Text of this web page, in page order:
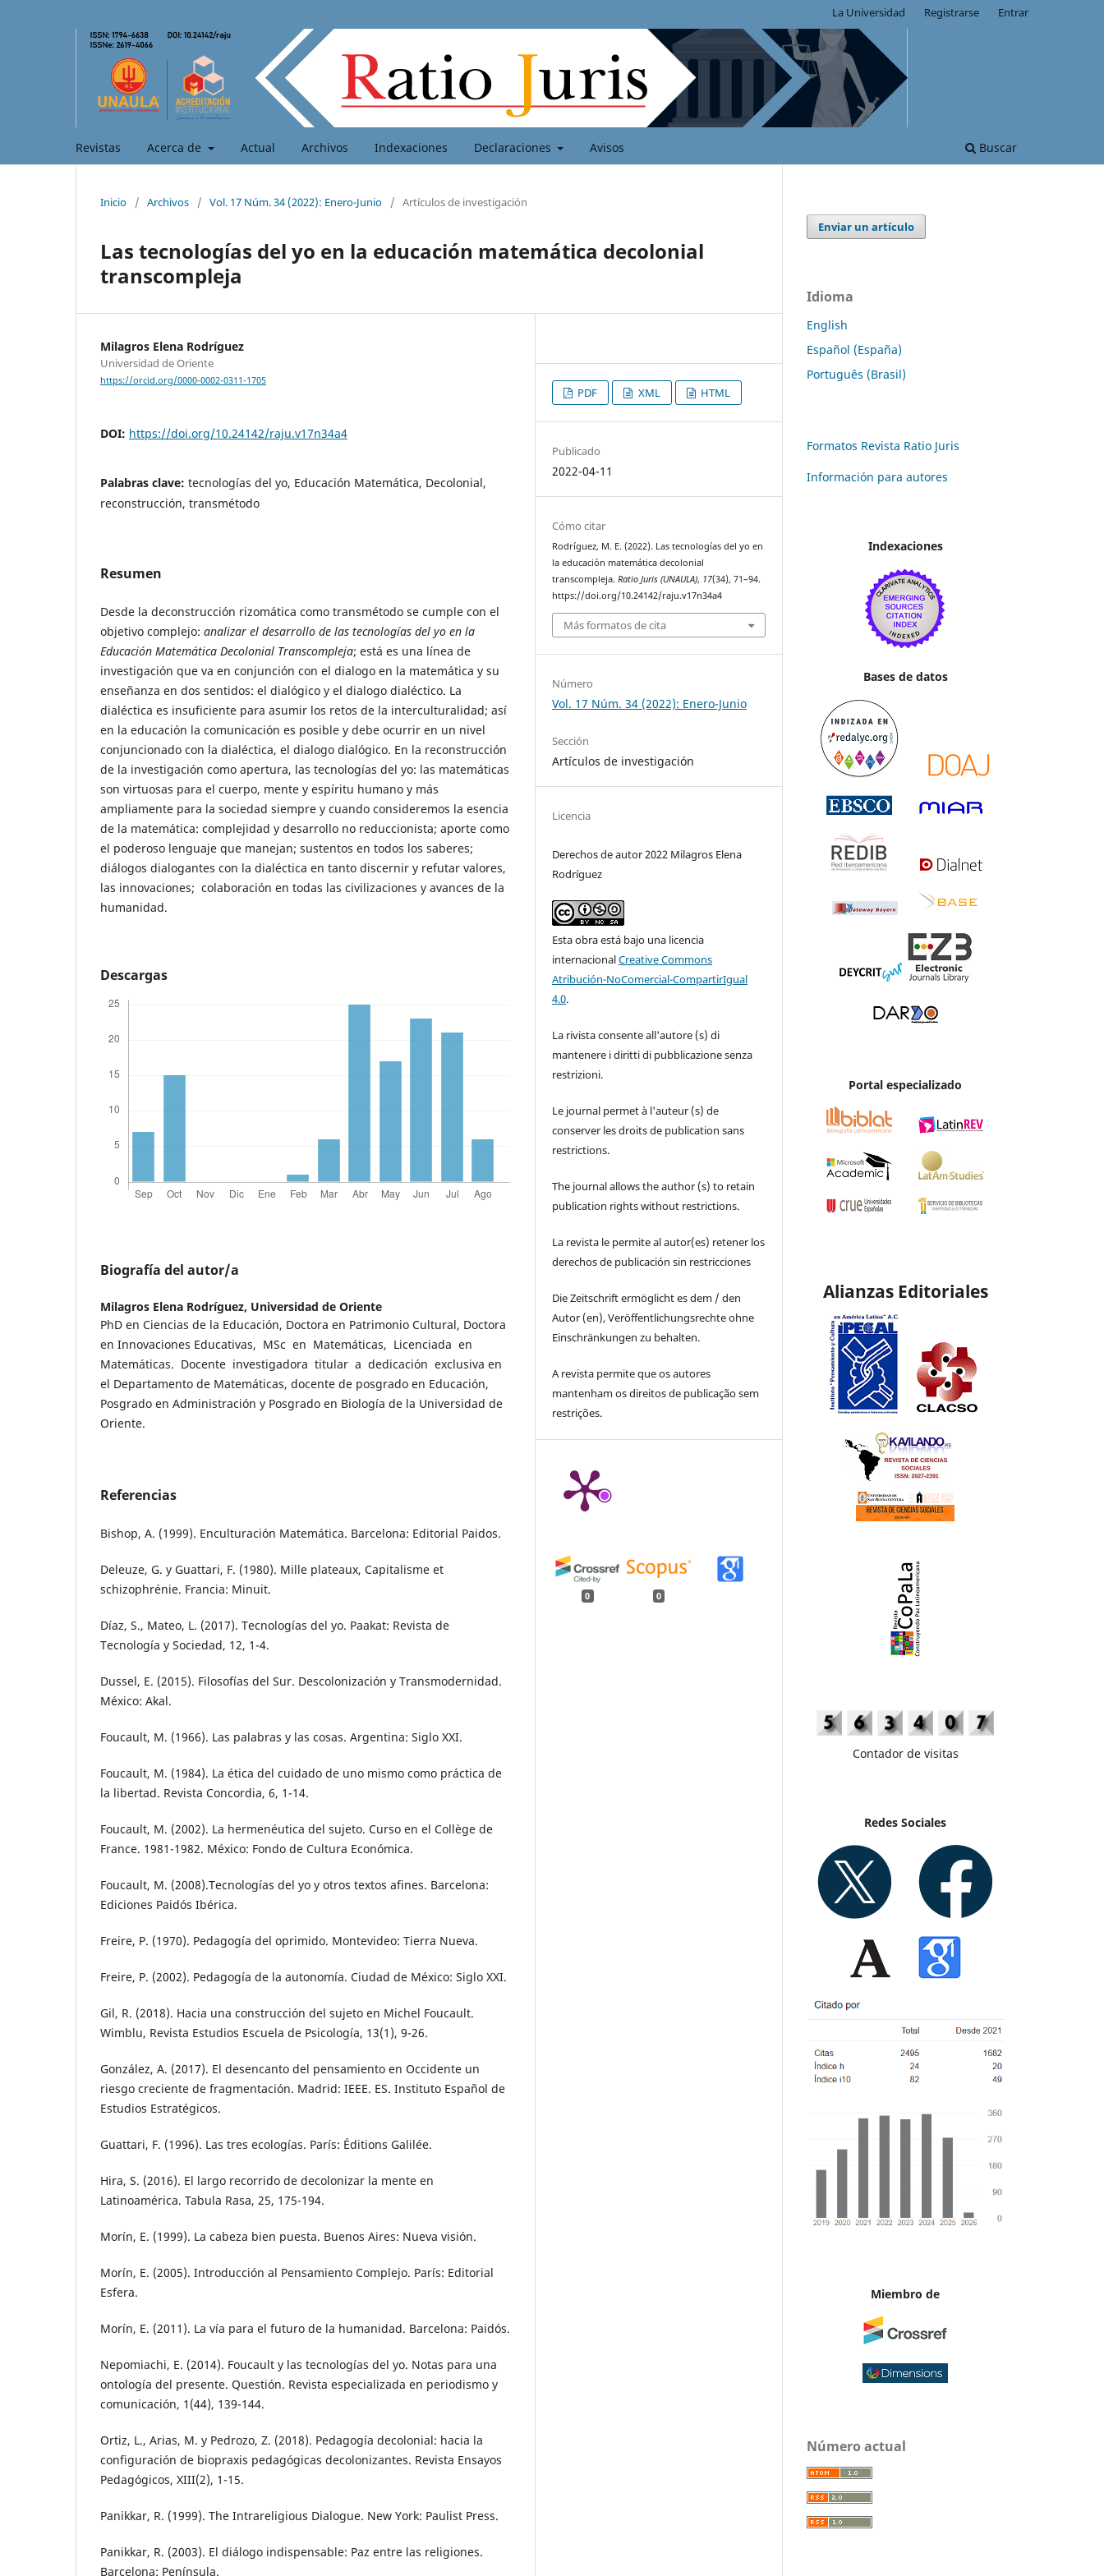
Revistas Acerca de Actual Archivos Indexaciones Declaraciones Avisos Buscar
La Universidad Registrarse Entrar
Inicio / Archivos / Vol. 17 Núm. 34 (2022): Enero-Junio / Artículos de investigación
Las tecnologías del yo en la educación matemática decolonial
transcompleja
Milagros Elena Rodríguez
Universidad de Oriente
https://orcid.org/0000-0002-0311-1705
DOI: https://doi.org/10.24142/raju.v17n34a4
Palabras clave: tecnologías del yo, Educación Matemática, Decolonial,
reconstrucción, transmétodo
Resumen
Desde la deconstrucción rizomática como transmétodo se cumple con el
objetivo complejo: analizar el desarrollo de las tecnologías del yo en la
Educación Matemática Decolonial Transcompleja; está es una línea de
investigación que va en conjunción con el dialogo en la matemática y su
enseñanza en dos sentidos: el dialógico y el dialogo dialéctico. La
dialéctica es insuficiente para asumir los retos de la interculturalidad; así
en la educación la comunicación es posible y debe ocurrir en un nivel
conjuncionado con la dialéctica, el dialogo dialógico. En la reconstrucción
de la investigación como apertura, las tecnologías del yo: las matemáticas
son virtuosas para el cuerpo, mente y espíritu humano y más
ampliamente para la sociedad siempre y cuando consideremos la esencia
de la matemática: complejidad y desarrollo no reduccionista; aporte como
el poderoso lenguaje que manejan; sustentos en todos los saberes;
diálogos dialogantes con la dialéctica en tanto discernir y refutar valores,
las innovaciones; colaboración en todas las civilizaciones y avances de la
humanidad.
Descargas
Biografía del autor/a
Milagros Elena Rodríguez, Universidad de Oriente
PhD en Ciencias de la Educación, Doctora en Patrimonio Cultural, Doctora
en Innovaciones Educativas, MSc en Matemáticas, Licenciada en
Matemáticas. Docente investigadora titular a dedicación exclusiva en
el Departamento de Matemáticas, docente de posgrado en Educación,
Posgrado en Administración y Posgrado en Biología de la Universidad de
Oriente.
Referencias
Bishop, A. (1999). Enculturación Matemática. Barcelona: Editorial Paidos.
Deleuze, G. y Guattari, F. (1980). Mille plateaux, Capitalisme et
schizophrénie. Francia: Minuit.
Díaz, S., Mateo, L. (2017). Tecnologías del yo. Paakat: Revista de
Tecnología y Sociedad, 12, 1-4.
Dussel, E. (2015). Filosofías del Sur. Descolonización y Transmodernidad.
México: Akal.
Foucault, M. (1966). Las palabras y las cosas. Argentina: Siglo XXI.
Foucault, M. (1984). La ética del cuidado de uno mismo como práctica de
la libertad. Revista Concordia, 6, 1-14.
Foucault, M. (2002). La hermenéutica del sujeto. Curso en el Collège de
France. 1981-1982. México: Fondo de Cultura Económica.
Foucault, M. (2008).Tecnologías del yo y otros textos afines. Barcelona:
Ediciones Paidós Ibérica.
Freire, P. (1970). Pedagogía del oprimido. Montevideo: Tierra Nueva.
Freire, P. (2002). Pedagogía de la autonomía. Ciudad de México: Siglo XXI.
Gil, R. (2018). Hacia una construcción del sujeto en Michel Foucault.
Wimblu, Revista Estudios Escuela de Psicología, 13(1), 9-26.
González, A. (2017). El desencanto del pensamiento en Occidente un
riesgo creciente de fragmentación. Madrid: IEEE. ES. Instituto Español de
Estudios Estratégicos.
Guattari, F. (1996). Las tres ecologías. París: Éditions Galilée.
Hira, S. (2016). El largo recorrido de decolonizar la mente en
Latinoamérica. Tabula Rasa, 25, 175-194.
Morín, E. (1999). La cabeza bien puesta. Buenos Aires: Nueva visión.
Morín, E. (2005). Introducción al Pensamiento Complejo. París: Editorial
Esfera.
Morín, E. (2011). La vía para el futuro de la humanidad. Barcelona: Paidós.
Nepomiachi, E. (2014). Foucault y las tecnologías del yo. Notas para una
ontología del presente. Questión. Revista especializada en periodismo y
comunicación, 1(44), 139-144.
Ortiz, L., Arias, M. y Pedrozo, Z. (2018). Pedagogía decolonial: hacia la
configuración de biopraxis pedagógicas decolonizantes. Revista Ensayos
Pedagógicos, XIII(2), 1-15.
Panikkar, R. (1999). The Intrareligious Dialogue. New York: Paulist Press.
Panikkar, R. (2003). El diálogo indispensable: Paz entre las religiones.
Barcelona: Península.
PDF XML HTML
Publicado
2022-04-11
Cómo citar
Rodríguez, M. E. (2022). Las tecnologías del yo en
la educación matemática decolonial
transcompleja.Ratio Juris (UNAULA), 17(34), 71–94.
https://doi.org/10.24142/raju.v17n34a4
Más formatos de cita
Número
Vol. 17 Núm. 34 (2022): Enero-Junio
Sección
Artículos de investigación
Licencia
Derechos de autor 2022 Milagros Elena
Rodríguez
Esta obra está bajo una licencia
internacionalCreative Commons
Atribución-NoComercial-CompartirIgual
4.0.
La rivista consente all'autore (s) di
mantenere i diritti di pubblicazione senza
restrizioni.
Le journal permet à l'auteur (s) de
conserver les droits de publication sans
restrictions.
The journal allows the author (s) to retain
publication rights without restrictions.
La revista le permite al autor(es) retener los
derechos de publicación sin restricciones
Die Zeitschrift ermöglicht es dem / den
Autor (en), Veröffentlichungsrechte ohne
Einschränkungen zu behalten.
A revista permite que os autores
mantenham os direitos de publicação sem
restrições.
0 0
Enviar un artículo
Idioma
English
Español (España)
Português (Brasil)
Formatos Revista Ratio Juris
Información para autores
Indexaciones
Bases de datos
Portal especializado
Alianzas Editoriales
Contador de visitas
Redes Sociales
Miembro de
Número actual